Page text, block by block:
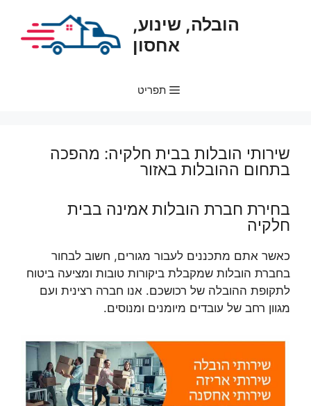
הובלה, שינוע,
אחסון
תפריט
שירותי הובלות בבית חלקיה: מהפכה
בתחום ההובלות באזור
בחירת חברת הובלות אמינה בבית
חלקיה
כאשר אתם מתכננים לעבור מגורים, חשוב לבחור
בחברת הובלות שמקבלת ביקורות טובות ומציעה ביטוח
לתקופת ההובלה של רכושכם. אנו חברה רצינית ועם
מגוון רחב של עובדים מיומנים ומנוסים.